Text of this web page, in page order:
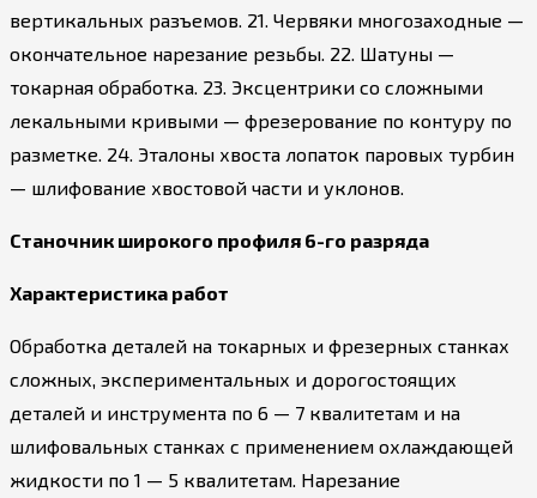
вертикальных разъемов. 21. Червяки многозаходные —
окончательное нарезание резьбы. 22. Шатуны —
токарная обработка. 23. Эксцентрики со сложными
лекальными кривыми — фрезерование по контуру по
разметке. 24. Эталоны хвоста лопаток паровых турбин
— шлифование хвостовой части и уклонов.
Станочник широкого профиля 6-го разряда
Характеристика работ
Обработка деталей на токарных и фрезерных станках
сложных, экспериментальных и дорогостоящих
деталей и инструмента по 6 — 7 квалитетам и на
шлифовальных станках с применением охлаждающей
жидкости по 1 — 5 квалитетам. Нарезание